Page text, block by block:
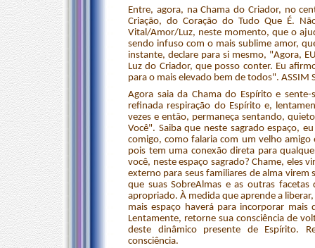
Entre, agora, na Chama do Criador, no
Criação, do Coração do Tudo Que É.
Vital/Amor/Luz, neste momento, que o
sendo infuso com o mais sublime amor,
instante, declare para si mesmo, "Agora,
Luz do Criador, que posso conter. Eu
para o mais elevado bem de todos". ASSIM
Agora saia da Chama do Espírito e
refinada respiração do Espírito e,
vezes e então, permaneça sentando,
Você". Saiba que neste sagrado espaço,
comigo, como falaria com um velho
pois tem uma conexão direta para
você, neste espaço sagrado? Chame, eles
externo para seus familiares de alma virem
que suas SobreAlmas e as outras
apropriado. À medida que aprende a
mais espaço haverá para incorporar
Lentamente, retorne sua consciência de
deste dinâmico presente de Espírito.
consciência.